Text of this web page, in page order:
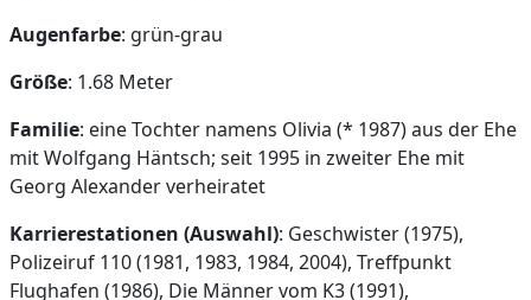
Augenfarbe: grün-grau
Größe: 1.68 Meter
Familie: eine Tochter namens Olivia (* 1987) aus der Ehe
mit Wolfgang Häntsch; seit 1995 in zweiter Ehe mit
Georg Alexander verheiratet
Karrierestationen (Auswahl): Geschwister (1975),
Polizeiruf 110 (1981, 1983, 1984, 2004), Treffpunkt
Flughafen (1986), Die Männer vom K3 (1991),